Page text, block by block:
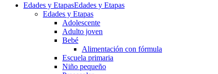
Edades y EtapasEdades y Etapas
Edades y Etapas
Adolescente
Adulto joven
Bebé
Alimentación con fórmula
Escuela primaria
Niño pequeño